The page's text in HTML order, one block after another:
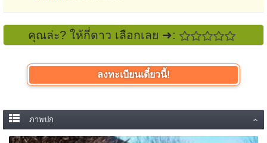
คุณล่ะ? ให้กี่ดาว เลือกเลย ➜:
ลงทะเบียนเดี๋ยวนี้!
ภาพปก